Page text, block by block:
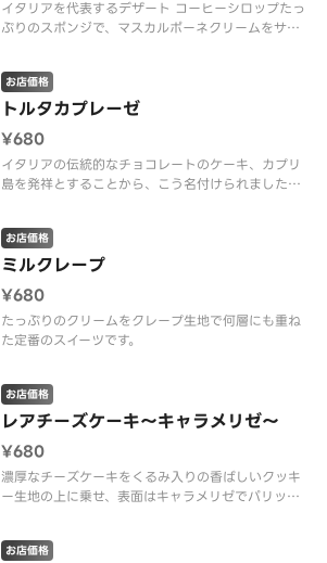
イタリアを代表するデザート コーヒーシロップたっ
ぷりのスポンジで、マスカルポーネクリームをサン
す。
トルタカプレーゼ
お店価格
¥680
イタリアの伝統的なチョコレートのケーキ、カプリ
島を発祥とすることから、こう名付けられました。
チョコレートケーキです。
ミルクレープ
お店価格
¥680
たっぷりのクリームをクレープ生地で何層にも重ね
た定番のスイーツです。
レアチーズケーキ～キャラメリゼ～
お店価格
¥680
濃厚なチーズケーキをくるみ入りの香ばしいクッキ
ー生地の上に乗せ、表面はキャラメリゼでパリッと
お店価格